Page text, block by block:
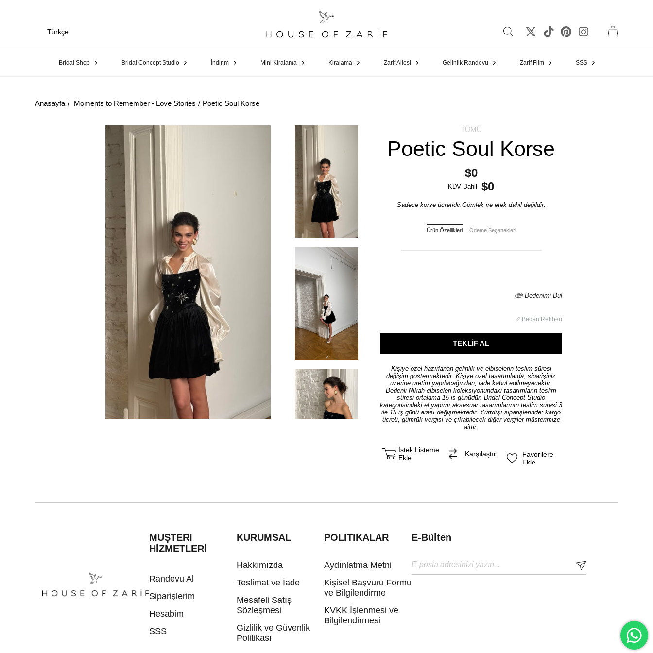
Türkçe
Bridal Shop Bridal Concept Studio İndirim Mini Kiralama Kiralama Zarif Ailesi Gelinlik Randevu Zarif Film SSS
Anasayfa Moments to Remember - Love Stories Poetic Soul Korse
TÜMÜ
Poetic Soul Korse
$0
KDV Dahil $0
Sadece korse ücretidir.Gömlek ve etek dahil değildir.
Ürün Özellikleri Ödeme Seçenekleri
Bedenimi Bul
Beden Rehberi
Kişiye özel hazırlanan gelinlik ve elbiselerin teslim süresi
değişim göstermektedir. Kişiye özel tasarımlarda, siparişiniz
üzerine üretim yapılacağından; iade kabul edilmeyecektir.
Bedenli Nikah elbiseleri koleksiyonundaki tasarımların teslim
süresi ortalama 15 iş günüdür. Bridal Concept Studio
kategorisindeki el yapımı aksesuar tasarımlarının teslim süresi 3
ile 15 iş günü arası değişmektedir. Yurtdışı siparişlerinde; kargo
ücreti, gümrük vergisi ve çıkabilecek diğer vergiler müşterimize
aittir.
Favorilere
Ekle
İstek Listeme
Ekle
Karşılaştır
MÜŞTERİ
HİZMETLERİ
Randevu Al
Siparişlerim
Hesabim
SSS
KURUMSAL
Hakkımızda
Teslimat ve İade
Mesafeli Satış
Sözleşmesi
Gizlilik ve Güvenlik
Politikası
POLİTİKALAR
Aydınlatma Metni
Kişisel Başvuru Formu
ve Bilgilendirme
KVKK İşlenmesi ve
Bilgilendirmesi
E-Bülten